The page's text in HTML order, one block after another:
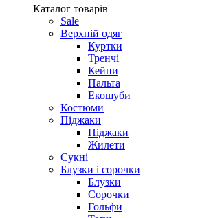
Каталог товарів
Sale
Верхній одяг
Куртки
Тренчі
Кейпи
Пальта
Екошуби
Костюми
Піджаки
Піджаки
Жилети
Сукні
Блузки і сорочки
Блузки
Сорочки
Гольфи